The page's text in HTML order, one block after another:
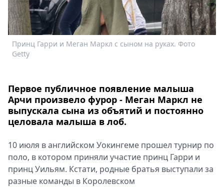
Спецпроекты
Звезды
Выборы
2026
Принц Гарри и Меган Маркл с сыном на руках. Фото
Getty
Первое публичное появление малыша
Арчи произвело фурор - Меган Маркл не
выпускала сына из объятий и постоянно
целовала малыша в лоб.
10 июля в английском Уокингеме прошел турнир по
поло, в котором приняли участие принц Гарри и
принц Уильям. Кстати, родные братья выступали за
разные команды в Королевском